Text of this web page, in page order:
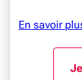
En savoir